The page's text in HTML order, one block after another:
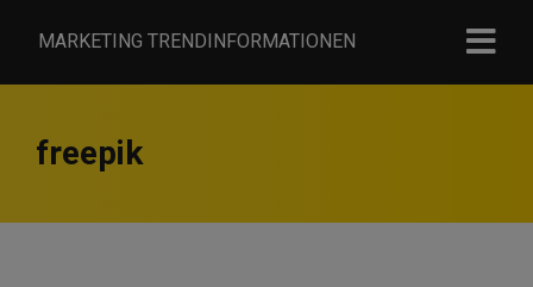
MARKETING TRENDINFORMATIONEN
freepik